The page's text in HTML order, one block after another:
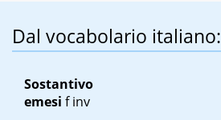
Dal vocabolario italiano:
Sostantivo
emesi f inv